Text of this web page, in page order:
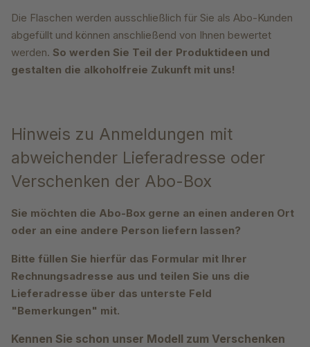
Die Flaschen werden ausschließlich für Sie als Abo-Kunden
abgefüllt und können anschließend von Ihnen bewertet
werden. So werden Sie Teil der Produktideen und
gestalten die alkoholfreie Zukunft mit uns!
Hinweis zu Anmeldungen mit
abweichender Lieferadresse oder
Verschenken der Abo-Box
Sie möchten die Abo-Box gerne an einen anderen Ort
oder an eine andere Person liefern lassen?
Bitte füllen Sie hierfür das Formular mit Ihrer
Rechnungsadresse aus und teilen Sie uns die
Lieferadresse über das unterste Feld
"Bemerkungen" mit.
Kennen Sie schon unser Modell zum Verschenken